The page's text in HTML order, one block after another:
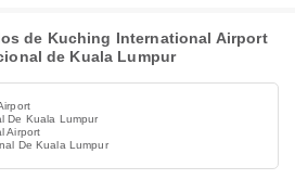
de Kuching International Airport
de Kuala Lumpur
De Kuala Lumpur
Airport
De Kuala Lumpur